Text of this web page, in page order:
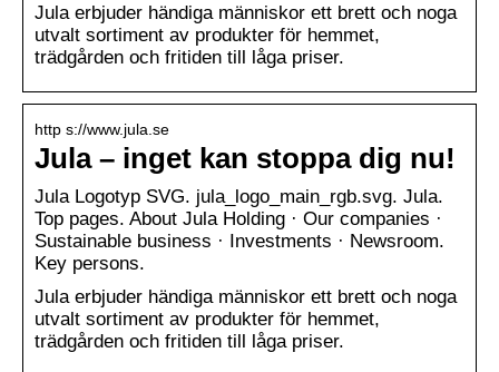
Jula erbjuder händiga människor ett brett och noga
utvalt sortiment av produkter för hemmet,
trädgården och fritiden till låga priser.
http s://www.jula.se
Jula – inget kan stoppa dig nu!
Jula Logotyp SVG. jula_logo_main_rgb.svg. Jula.
Top pages. About Jula Holding · Our companies ·
Sustainable business · Investments · Newsroom.
Key persons.
Jula erbjuder händiga människor ett brett och noga
utvalt sortiment av produkter för hemmet,
trädgården och fritiden till låga priser.